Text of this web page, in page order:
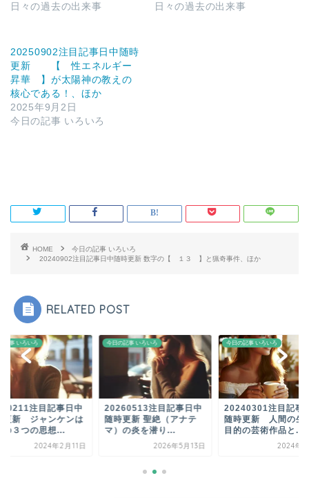
日々の過去の出来事
日々の過去の出来事
20250902注目記事日中随時
更新 【 性エネルギー
昇華 】が太陽神の教えの
核心である！、ほか
2025年9月2日
今日の記事 いろいろ
HOME
今日の記事 いろいろ
20240902注目記事日中随時更新 数字の【 １３ 】と猟奇事件、ほか
RELATED POST
記事 いろいろ
注目記事日中
更新 聖絶（アナテ
の炎を潜り...
2026年5月13日
今日の記事 いろいろ
20240301注目記事日中
随時更新 人間の生きる
目的の芸術作品と...
2024年3月1日
今日の記事 いろいろ
20240211注目記事
随時更新 ジャンケ
人類の３つの思想...
2024年2